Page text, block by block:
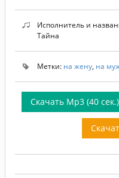
Исполнитель и
Тайна
Метки: на жену, на
Скачать Mp3 (40 сек.)